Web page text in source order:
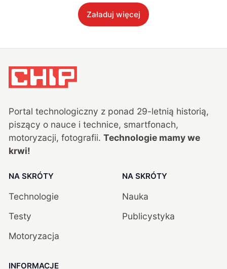
Załaduj więcej
Portal technologiczny z ponad 29-letnią historią,
piszący o nauce i technice, smartfonach,
motoryzacji, fotografii. Technologie mamy we
krwi!
NA SKRÓTY
Technologie
Testy
Motoryzacja
NA SKRÓTY
Nauka
Publicystyka
INFORMACJE